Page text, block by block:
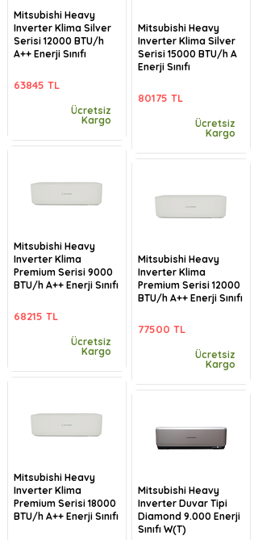
Mitsubishi Heavy
Inverter Klima Silver
Serisi 12000 BTU/h
A++ Enerji Sınıfı
63845 TL
Ücretsiz
Kargo
Mitsubishi Heavy
Inverter Klima
Premium Serisi 9000
BTU/h A++ Enerji Sınıfı
68215 TL
Ücretsiz
Kargo
Mitsubishi Heavy
Inverter Klima
Premium Serisi 18000
BTU/h A++ Enerji Sınıfı
Mitsubishi Heavy
Inverter Klima Silver
Serisi 15000 BTU/h A
Enerji Sınıfı
80175 TL
Ücretsiz
Kargo
Mitsubishi Heavy
Inverter Klima
Premium Serisi 12000
BTU/h A++ Enerji Sınıfı
77500 TL
Ücretsiz
Kargo
Mitsubishi Heavy
Inverter Duvar Tipi
Diamond 9.000 Enerji
Sınıfı W(T)